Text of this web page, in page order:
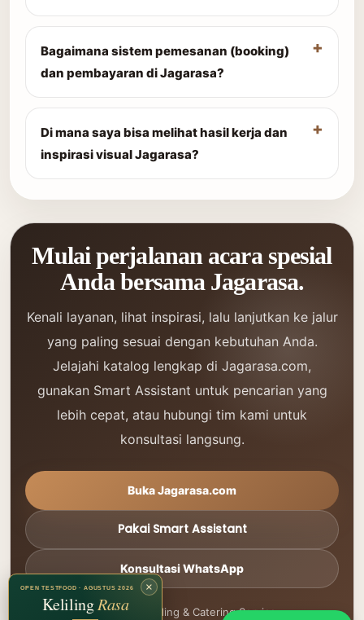
Bagaimana sistem pemesanan (booking)
dan pembayaran di Jagarasa?
Di mana saya bisa melihat hasil kerja dan
inspirasi visual Jagarasa?
Mulai perjalanan acara spesial
Anda bersama Jagarasa.
Kenali layanan, lihat inspirasi, lalu lanjutkan ke jalur
yang paling sesuai dengan kebutuhan Anda.
Jelajahi katalog lengkap di Jagarasa.com,
gunakan Smart Assistant untuk pencarian yang
lebih cepat, atau hubungi tim kami untuk
konsultasi langsung.
Buka Jagarasa.com
Pakai Smart Assistant
Konsultasi WhatsApp
Jagarasa Wedding & Catering Service
×
OPEN TESTFOOD · AGUSTUS 2026
KelilingRasa